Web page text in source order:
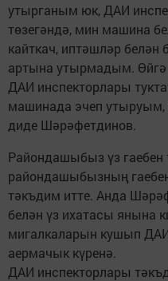
утырганым юк, ДАИ
төзегәндә, мин машина
кайткач, иптәшләр белән
артына утырмадым. Өйгә
ДАИ инспекторлары
машинада эчеп утыруым,
диде Шәрәфетдинов.
Райондашыбыз үз
райондашыбызның
тәкъдим итте. Анда
белән үз ихатасы янына
мигалкаларын кушып
аермачык күренә.
ДАИ инспекторлары